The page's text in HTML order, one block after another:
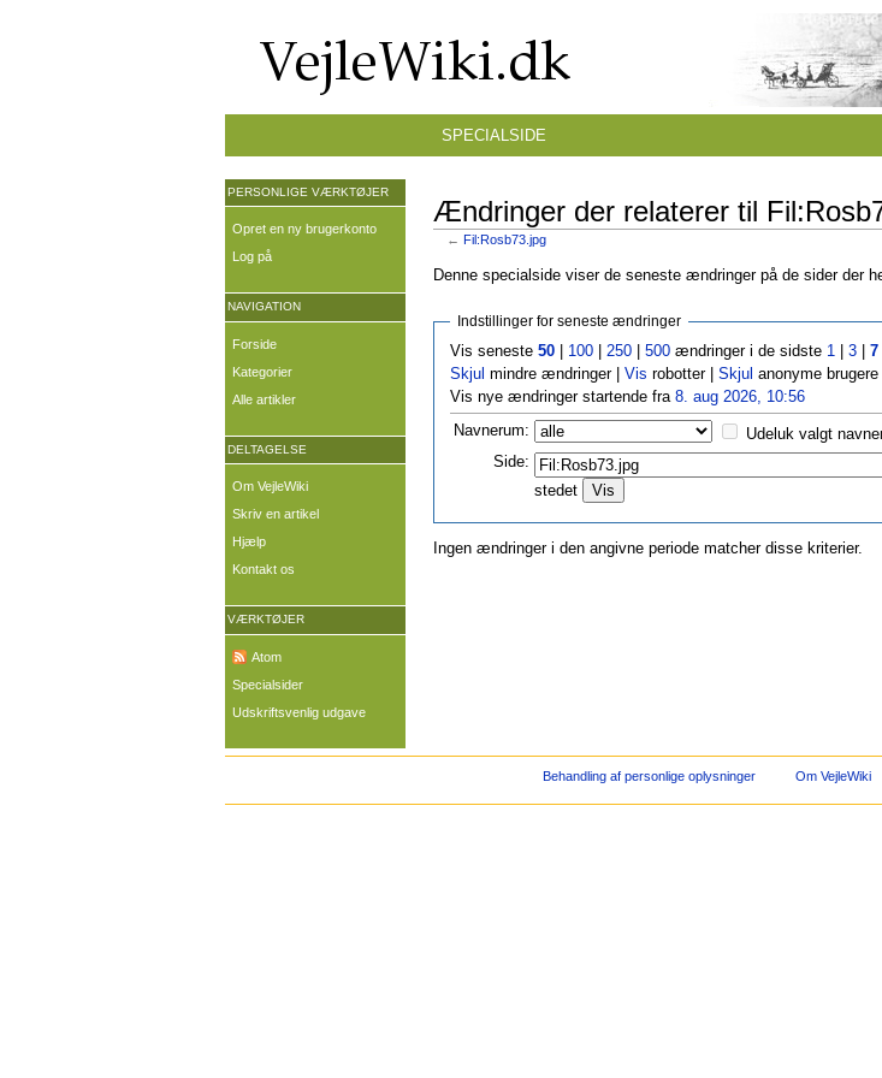
Ændringer der relaterer til
← Fil:Rosb73.jpg
Denne specialside viser de seneste ændringer på de sider der
Indstillinger for seneste ændringer
Vis seneste 50| 100| 250| 500ændringer i de sidste 1| 3| 7|
Skjul mindre ændringer | Vis robotter | Skjul anonyme brugere |
Vis nye ændringer startende fra 8. aug 2026, 10:56
Navnerum: Udeluk valgt
Side:
stedet
Ingen ændringer i den angivne periode matcher disse kriterier.
SPECIALSIDE
PERSONLIGE VÆRKTØJER
Opret en ny brugerkonto
Log på
NAVIGATION
Forside
Kategorier
Alle artikler
DELTAGELSE
Om VejleWiki
Skriv en artikel
Hjælp
Kontakt os
VÆRKTØJER
Atom
Specialsider
Udskriftsvenlig udgave
Behandling af personlige oplysninger Om VejleWiki